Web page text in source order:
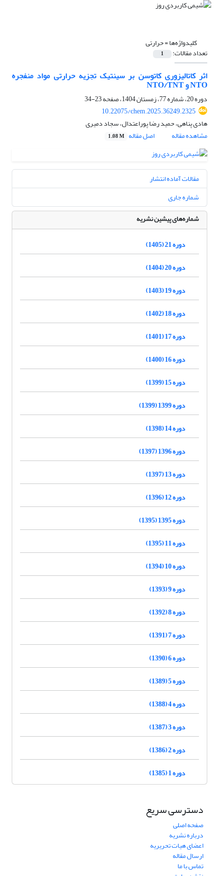
کلیدواژه‌ها =حرارتی
تعداد مقالات: 1
اثر کاتالیزوری کاتوسن بر سینتیک تجزیه حرارتی مواد منفجره
NTO و NTO/TNT
دوره 20، شماره 77، زمستان 1404، صفحه
23-34
10.22075/chem.2025.36249.2325
هادی پناهی، حمید رضا پوراعتدال، سجاد دمیری
مشاهده مقاله
اصل مقاله 1.08 M
مقالات آماده انتشار
شماره جاری
شماره‌های پیشین نشریه
دوره 21 (1405)
دوره 20 (1404)
دوره 19 (1403)
دوره 18 (1402)
دوره 17 (1401)
دوره 16 (1400)
دوره 15 (1399)
دوره 1399 (1399)
دوره 14 (1398)
دوره 1396 (1397)
دوره 13 (1397)
دوره 12 (1396)
دوره 1395 (1395)
دوره 11 (1395)
دوره 10 (1394)
دوره 9 (1393)
دوره 8 (1392)
دوره 7 (1391)
دوره 6 (1390)
دوره 5 (1389)
دوره 4 (1388)
دوره 3 (1387)
دوره 2 (1386)
دوره 1 (1385)
دسترسی سریع
صفحه اصلی
درباره نشریه
اعضای هیات تحریریه
ارسال مقاله
تماس با ما